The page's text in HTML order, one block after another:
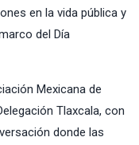
en la vida pública y
del Día
Mexicana de
Tlaxcala, con
donde las